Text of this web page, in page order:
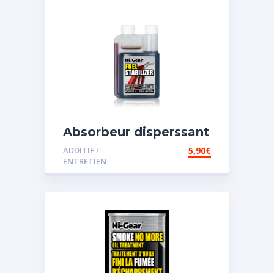
Absorbeur disperssant
d’eau pour carburant
ADDITIF /
ENTRETIEN
5,90€